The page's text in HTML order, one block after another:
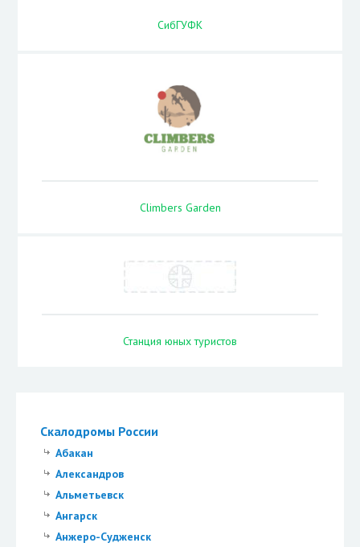
Скалодромы России
Абакан
Александров
Альметьевск
Ангарск
Анжеро-Судженск
СибГУФК
Climbers Garden
Станция юных туристов